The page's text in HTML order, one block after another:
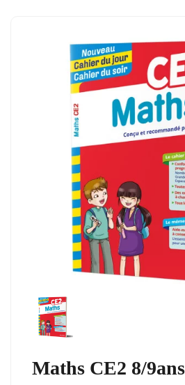
Maths CE2 8/